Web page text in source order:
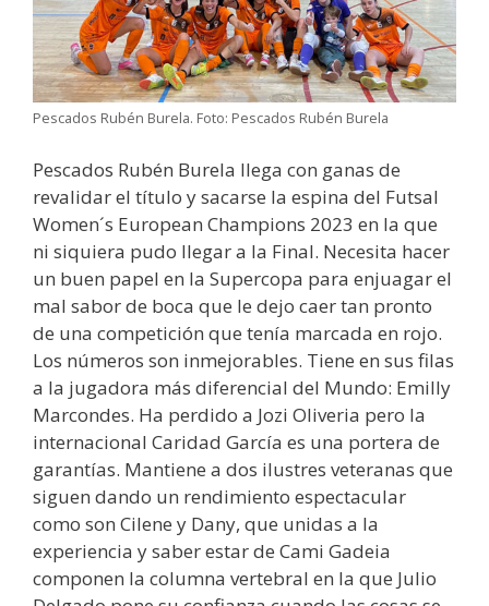
Pescados Rubén Burela. Foto: Pescados Rubén Burela
Pescados Rubén Burela llega con ganas de
revalidar el título y sacarse la espina del Futsal
Women´s European Champions 2023 en la que
ni siquiera pudo llegar a la Final. Necesita hacer
un buen papel en la Supercopa para enjuagar el
mal sabor de boca que le dejo caer tan pronto
de una competición que tenía marcada en rojo.
Los números son inmejorables. Tiene en sus filas
a la jugadora más diferencial del Mundo: Emilly
Marcondes. Ha perdido a Jozi Oliveria pero la
internacional Caridad García es una portera de
garantías. Mantiene a dos ilustres veteranas que
siguen dando un rendimiento espectacular
como son Cilene y Dany, que unidas a la
experiencia y saber estar de Cami Gadeia
componen la columna vertebral en la que Julio